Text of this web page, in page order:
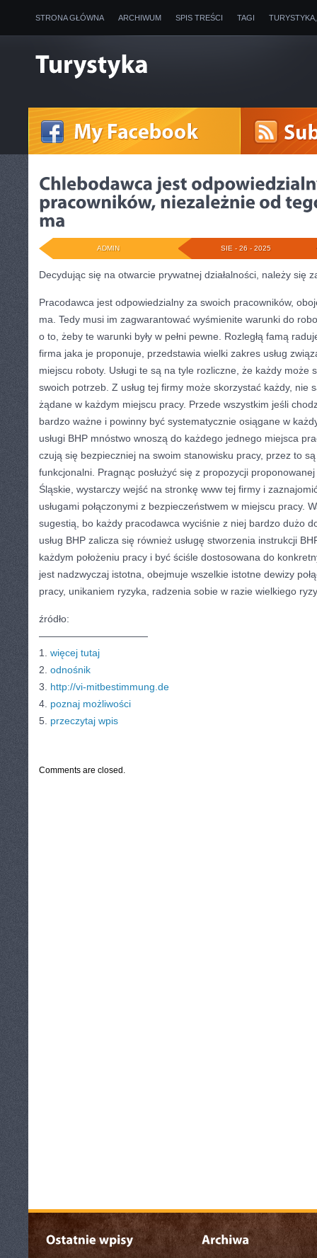
STRONA GŁÓWNA ARCHIWUM SPIS TREŚCI TAGI
SIE - 26 - 2025
ADMIN
Decydując się na otwarcie prywatnej działalności, należy się
Pracodawca jest odpowiedzialny za swoich pracowników,
ma. Tedy musi im zagwarantować wyśmienite warunki do
o to, żeby te warunki były w pełni pewne. Rozległą famą
firma jaka je proponuje, przedstawia wielki zakres usług
miejscu roboty. Usługi te są na tyle rozliczne, że każdy może
swoich potrzeb. Z usług tej firmy może skorzystać każdy, nie
żądane w każdym miejscu pracy. Przede wszystkim jeśli
bardzo ważne i powinny być systematycznie osiągane w
usługi BHP mnóstwo wnoszą do każdego jednego miejsca
czują się bezpieczniej na swoim stanowisku pracy, przez to
funkcjonalni. Pragnąc posłużyć się z propozycji
Śląskie, wystarczy wejść na stronkę www tej firmy i
usługami połączonymi z bezpieczeństwem w miejscu pracy.
sugestią, bo każdy pracodawca wyciśnie z niej bardzo dużo
usług BHP zalicza się również usługę stworzenia instrukcji
każdym położeniu pracy i być ściśle dostosowana do
jest nadzwyczaj istotna, obejmuje wszelkie istotne dewizy
pracy, unikaniem ryzyka, radzenia sobie w razie wielkiego
źródło:
———————————
1. więcej tutaj
2. odnośnik
3. http://vi-mitbestimmung.de
4. poznaj możliwości
5. przeczytaj wpis
Comments are closed.